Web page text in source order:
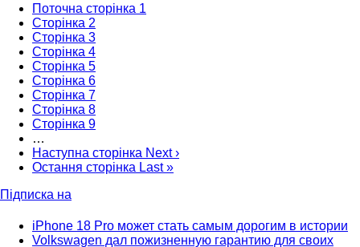
Поточна сторінка 1
Сторінка 2
Сторінка 3
Сторінка 4
Сторінка 5
Сторінка 6
Сторінка 7
Сторінка 8
Сторінка 9
…
Наступна сторінка Next ›
Остання сторінка Last »
Підписка на
iPhone 18 Pro может стать самым дорогим в истории
Volkswagen дал пожизненную гарантию для своих